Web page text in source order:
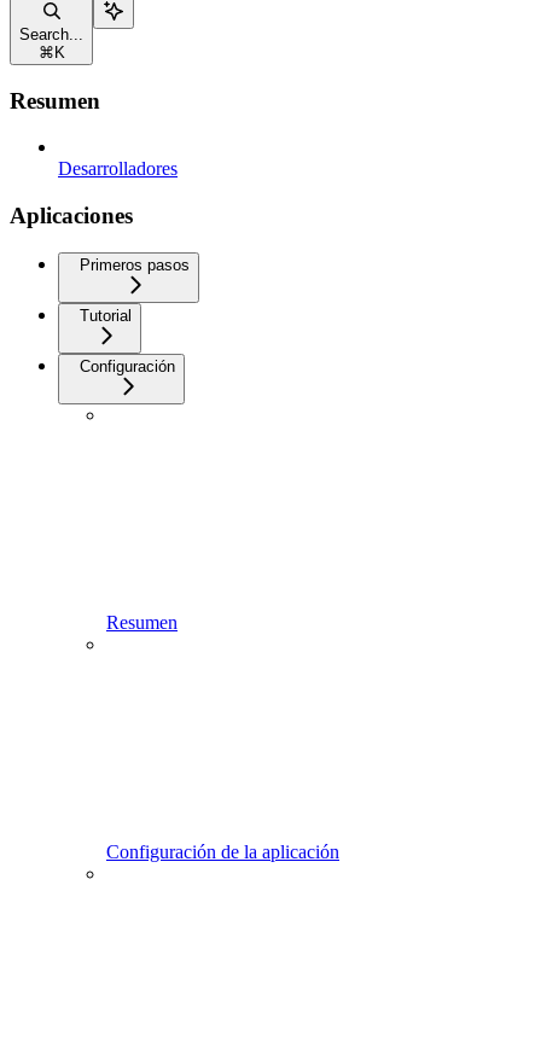
Search...
⌘ K
Resumen
Desarrolladores
Aplicaciones
Primeros pasos
Tutorial
Configuración
Resumen
Configuración de la aplicación